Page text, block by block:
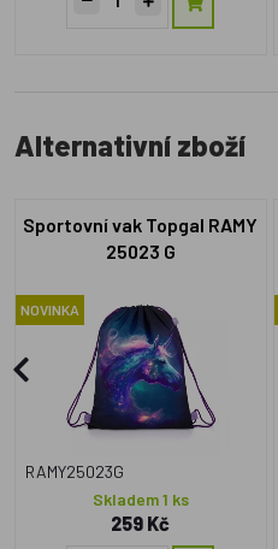
Alternativní zboží
Sportovní vak Topgal RAMY
25023 G
NOVINKA
RAMY25023G
Skladem 1 ks
259 Kč